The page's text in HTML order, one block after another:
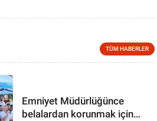
TÜM HABERLER
Emniyet Müdürlüğünce
belalardan korunmak için